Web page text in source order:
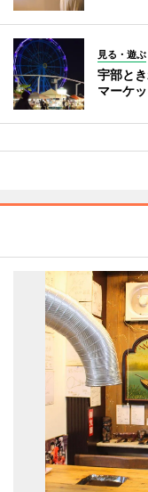
見る・遊ぶ
宇部と
マーケ